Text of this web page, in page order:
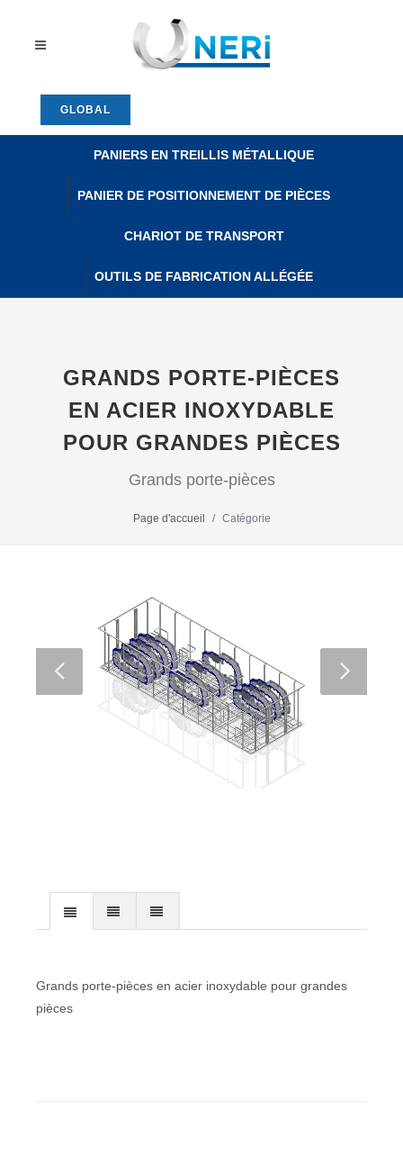
GLOBAL
PANIERS EN TREILLIS MÉTALLIQUE
PANIER DE POSITIONNEMENT DE PIÈCES
CHARIOT DE TRANSPORT
OUTILS DE FABRICATION ALLÉGÉE
GRANDS PORTE-PIÈCES
EN ACIER INOXYDABLE
POUR GRANDES PIÈCES
Grands porte-pièces
Page d'accueil Catégorie
Grands porte-pièces en acier inoxydable pour grandes
pièces